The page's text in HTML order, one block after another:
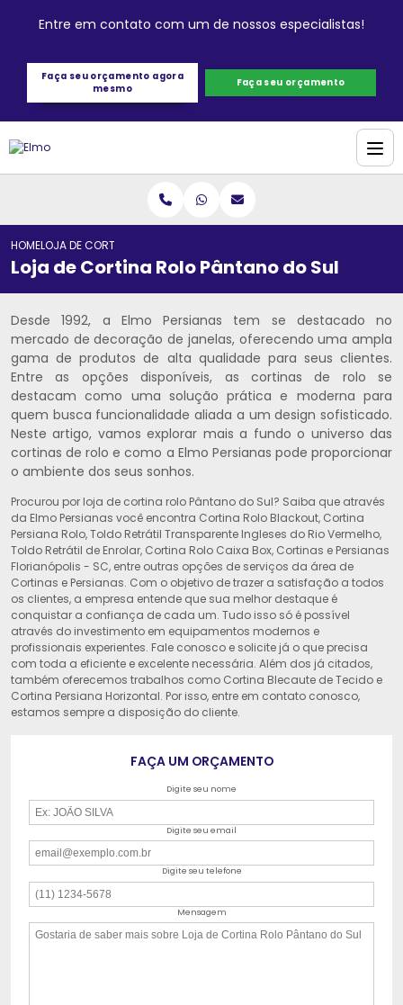
Entre em contato com um de nossos especialistas!
Faça seu orçamento agora
mesmo
Faça seu orçamento
HOMELOJA DE CORTINA ROLO PÂNTANO DO SUL
Loja de Cortina Rolo Pântano do Sul
Desde 1992, a Elmo Persianas tem se destacado no
mercado de decoração de janelas, oferecendo uma ampla
gama de produtos de alta qualidade para seus clientes.
Entre as opções disponíveis, as cortinas de rolo se
destacam como uma solução prática e moderna para
quem busca funcionalidade aliada a um design sofisticado.
Neste artigo, vamos explorar mais a fundo o universo das
cortinas de rolo e como a Elmo Persianas pode proporcionar
o ambiente dos seus sonhos.
Procurou por loja de cortina rolo Pântano do Sul? Saiba que através
da Elmo Persianas você encontra Cortina Rolo Blackout, Cortina
Persiana Rolo, Toldo Retrátil Transparente Ingleses do Rio Vermelho,
Toldo Retrátil de Enrolar, Cortina Rolo Caixa Box, Cortinas e Persianas
Florianópolis - SC, entre outras opções de serviços da área de
Cortinas e Persianas. Com o objetivo de trazer a satisfação a todos
os clientes, a empresa entende que sua melhor destaque é
conquistar a confiança de cada um. Tudo isso só é possível
através do investimento em equipamentos modernos e
profissionais experientes. Fale conosco e solicite já o que precisa
com toda a eficiente e excelente necessária. Além dos já citados,
também oferecemos trabalhos como Cortina Blecaute de Tecido e
Cortina Persiana Horizontal. Por isso, entre em contato conosco,
estamos sempre a disposição do cliente.
FAÇA UM ORÇAMENTO
Digite seu nome
Digite seu email
Digite seu telefone
Mensagem